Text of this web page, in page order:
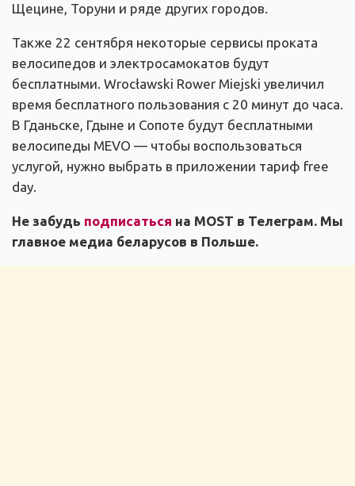
Щецине, Торуни и ряде других городов.
Также 22 сентября некоторые сервисы проката
велосипедов и электросамокатов будут
бесплатными. Wrocławski Rower Miejski увеличил
время бесплатного пользования с 20 минут до часа.
В Гданьске, Гдыне и Сопоте будут бесплатными
велосипеды MEVO — чтобы воспользоваться
услугой, нужно выбрать в приложении тариф free
day.
Не забудь подписаться на MOST в Телеграм. Мы
главное медиа беларусов в Польше.